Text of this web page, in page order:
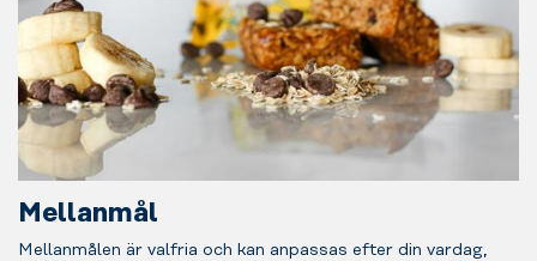
Mellanmål
Mellanmålen är valfria och kan anpassas efter din vardag,